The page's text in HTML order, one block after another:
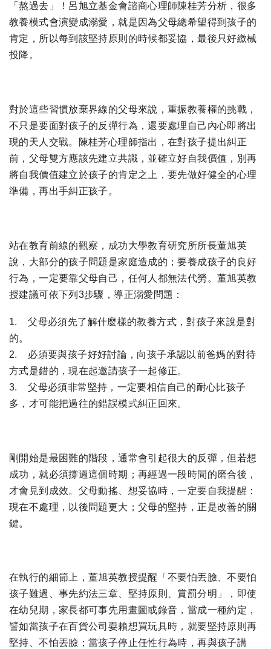
「熬過去」！呂旭立基金會諮商心理師陳桂芳分析，很多
教養模式會演變成溺愛，就是因為父母總希望得到孩子的
肯定，所以每到該堅持原則的時候都妥協，最後只好繳械
投降。
對於這些習慣放棄界線的父母來說，重振教養權的挑戰，
不只是要面對孩子的反彈行為，還要處理自己內心即將出
現的天人交戰。陳桂芳心理師指出，在對孩子提出糾正
前，父母雙方應該先建立共識，並確立好自我價值，別再
將自我價值建立於孩子的肯定之上，要先做好健全的心理
準備，再出手糾正孩子。
站在教育前線的觀察，成功大學教育研究所所長董旭英
說，大部分的孩子問題是家庭造成的；要養成孩子的良好
行為，一定要靠父母自己，任何人都無法代勞。董旭英教
授建議可依下列3步驟，導正溺愛問題：
1. 父母必須先了解什麼樣的教養方式，對孩子來說是對
的。
2. 必須要與孩子好好討論，向孩子承認以前爸媽的對待
方式是錯的，現在起邀請孩子一起修正。
3. 父母必須非常堅持，一定要相信自己的耐心比孩子
多，才可能把過往的錯誤模式糾正回來。
剛開始是最困難的階段，通常會引起很大的反彈，但若想
成功，就必須撐過這個時期；再經過一段時間的磨合後，
才會見到成效。父母動搖、想妥協時，一定要自我提醒：
現在不處理，以後問題更大；父母的堅持，正是改善的關
鍵。
在執行的細節上，董旭英教授提醒「不要怕丟臉、不要怕
孩子難過、事先約法三章、堅持原則、賞罰分明」，即使
在幼兒期，家長都可事先用畫圖或錄音，當成一種約定，
譬如當孩子在百貨公司耍賴想買玩具時，就要堅持原則再
堅持、不怕丟臉；當孩子停止任性行為時，再與孩子講